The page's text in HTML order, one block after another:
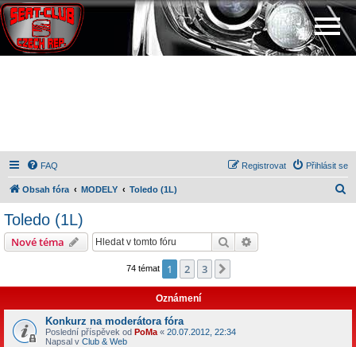
FAQ Přihlásit se
Registrovat
Obsah fóra MODELY Toledo (1L)
Toledo (1L)
Nové téma Hledat
74 témat 1 2 3
Oznámení
Konkurz na moderátora fóra
Poslední příspěvek od PoMa « 20.07.2012, 22:34
Napsal v Club & Web